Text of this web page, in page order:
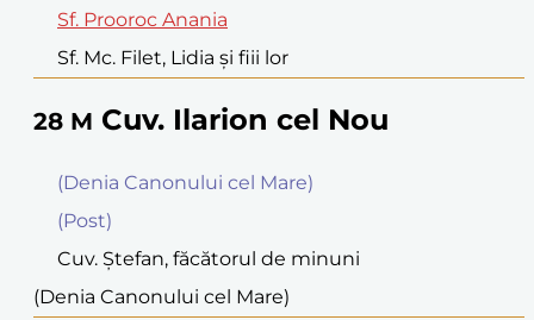
Sf. Prooroc Anania
Sf. Mc. Filet, Lidia şi fiii lor
28 M Cuv. Ilarion cel Nou
(Denia Canonului cel Mare)
(Post)
Cuv. Ştefan, făcătorul de minuni
(Denia Canonului cel Mare)